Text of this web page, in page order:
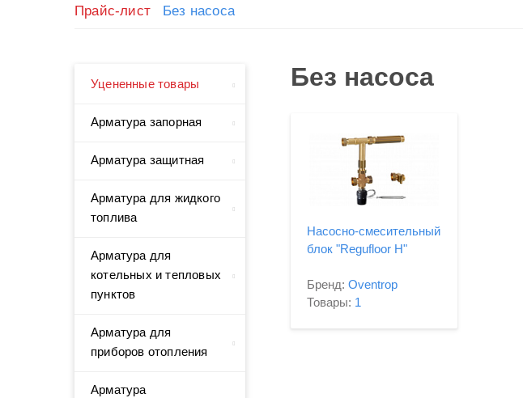
Прайс-лист Без насоса
Уцененные товары
Арматура запорная
Арматура защитная
Арматура для жидкого
топлива
Арматура для
котельных и тепловых
пунктов
Арматура для
приборов отопления
Арматура
Без насоса
Насосно-смесительный
блок "Regufloor H"
Бренд: Oventrop
Товары: 1